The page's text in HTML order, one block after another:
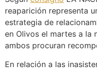
reaparición representa
estrategia de
en Olivos el martes a la
ambos procuran
En relación a las